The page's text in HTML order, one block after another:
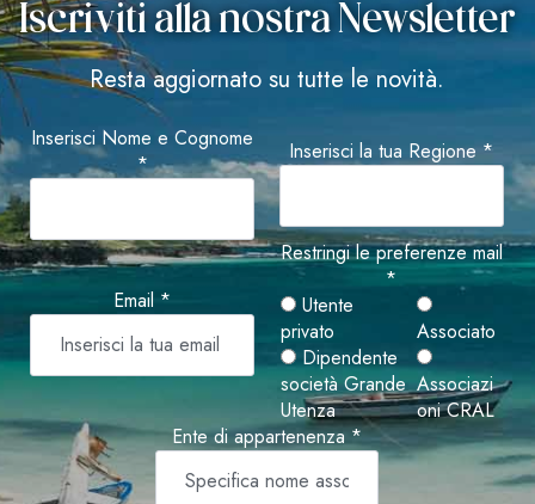
Iscriviti alla nostra Newsletter
Resta aggiornato su tutte le novità.
Inserisci Nome e Cognome
*
Inserisci la tua Regione *
Email *
Restringi le preferenze mail
*
Utente
privato
Associato
Dipendente
società Grande
Utenza
Associazi
oni CRAL
Ente di appartenenza *